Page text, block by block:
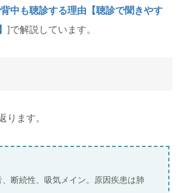
中も聴診する理由【聴診で聞きやす
]で解説しています。
ります。
断続性、吸気メイン。原因疾患は肺